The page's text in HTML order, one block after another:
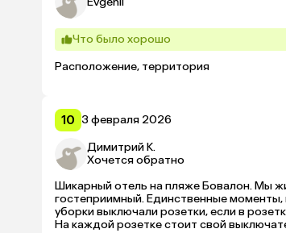
Что было хорошо
Расположение, территория
10 3 февраля 2026
Димитрий К.
Хочется обратно
Шикарный отель на пляже Бовалон. Мы
гостеприимный. Единственные
уборки выключали розетки, если в